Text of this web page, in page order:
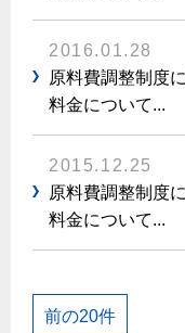
2016.01.28
原料費調整制度
料金について...
2015.12.25
原料費調整制度
料金について...
前の20件